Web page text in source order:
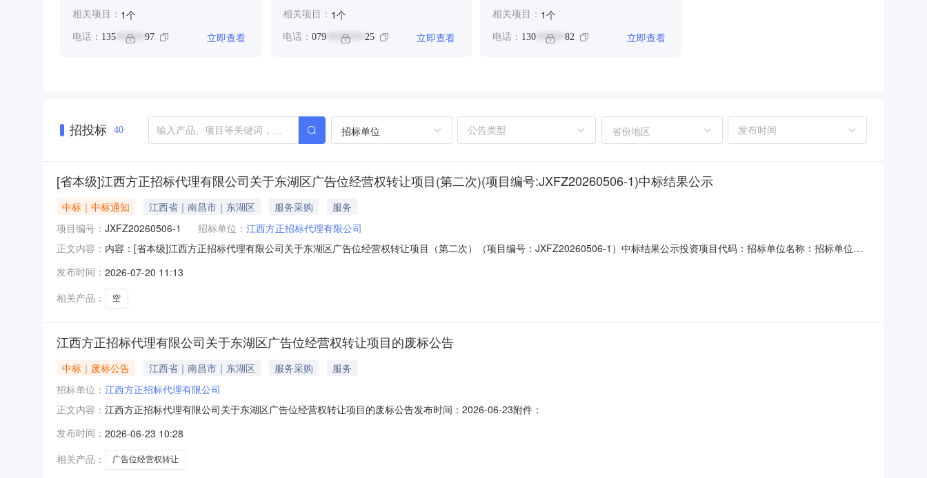
相关项目： 1个
电话： 135 ****** 97 立即查看
相关项目： 1个
电话： 079******** 25 立即查看
相关项目： 1个
电话： 130 ****** 82 立即查看
招投标 40 招标单位 省份地区
[省本级]江西方正招标代理有限公司关于东湖区广告位经营权转让项目(第二次)(项目编号:JXFZ20260506-1)中标结果公示
中标｜中标通知 江西省｜南昌市｜东湖区 服务采购
服务
项目编号： JXFZ20260506-1 招标单位： 江西方正招标代理有限公司
正文内容： 内容：[省本级]江西方正招标代理有限公司关于东湖区广告位经营权转让项目（第二次）（项目编号：JXFZ20260506-1）中标结果公示投资项目代码：招标单位名称：招标单位联
发布时间： 2026-07-20 11:13
相关产品：
空
江西方正招标代理有限公司关于东湖区广告位经营权转让项目的废标公告
中标｜废标公告 江西省｜南昌市｜东湖区 服务采购
服务
招标单位： 江西方正招标代理有限公司
正文内容： 江西方正招标代理有限公司关于东湖区广告位经营权转让项目的废标公告发布时间：2026-06-23附件：
发布时间： 2026-06-23 10:28
相关产品：
广告位经营权转让